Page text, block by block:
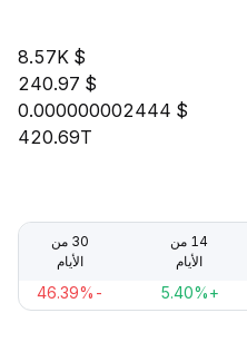
8.57K
240.97
0.000000002444
420.69T
14 من
الأيام
30 من
الأيام
+5.40%
-46.39%